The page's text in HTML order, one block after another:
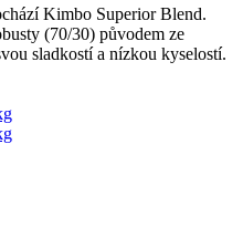
Kimbo Superior Blend.
(70/30) původem ze
sladkostí a nízkou kyselostí.